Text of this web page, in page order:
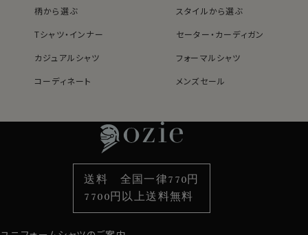
柄から選ぶ
スタイルから選ぶ
Tシャツ・インナー
セーター・カーディガン
カジュアルシャツ
フォーマルシャツ
コーディネート
メンズセール
袖・カフス型から選ぶ
色から選ぶ
柄から選ぶ
スタイルから選ぶ
カジュアルシャツ
定番シャツ
カフスボタン
サスペンダー
財布・名刺入れ
バッグ
ストール・マフラー
送料 全国一律770円
7700円以上送料無料